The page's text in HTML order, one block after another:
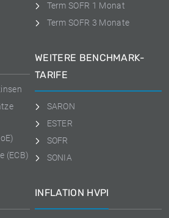
Term SOFR 1 Monat
Term SOFR 3 Monate
(ECB)
WEITERE BENCHMARK-
TARIFE
SARON
ESTER
SOFR
SONIA
INFLATION HVPI